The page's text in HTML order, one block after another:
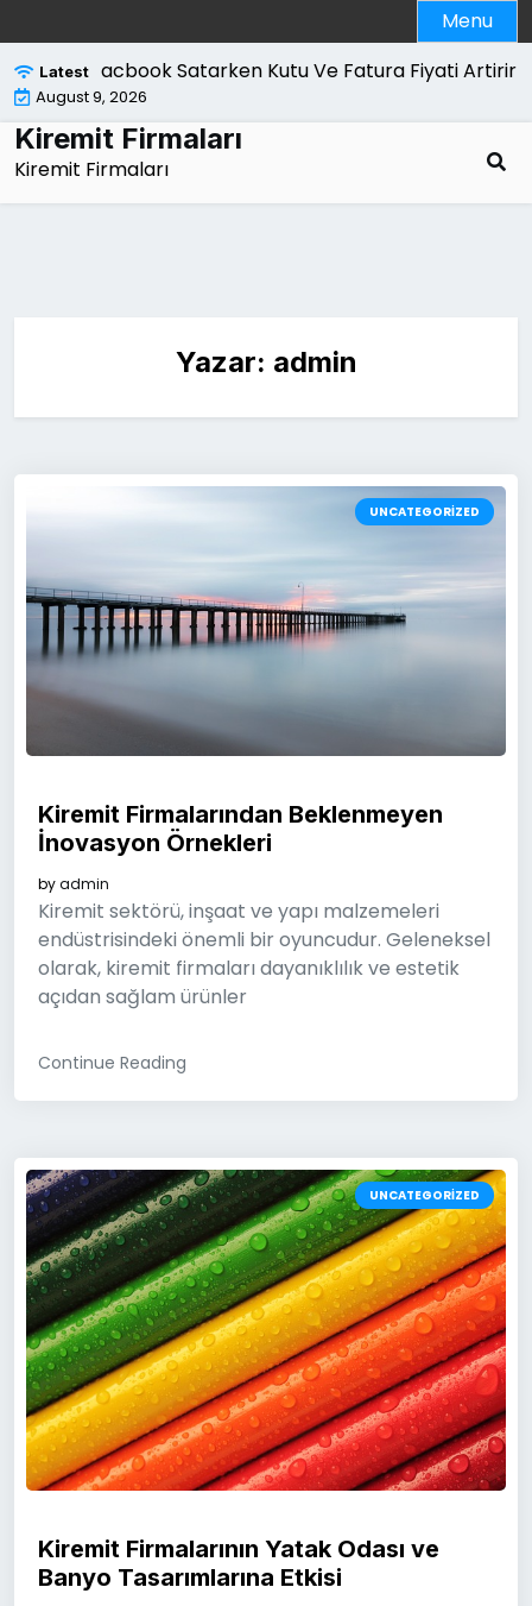
to
content
Menu
Latest
Macbook Satarken Kutu Ve Fatura Fiyati Artirir Mi |
August 9, 2026
Kiremit Firmaları
Kiremit Firmaları
Yazar: admin
UNCATEGORIZED
Kiremit Firmalarından Beklenmeyen
İnovasyon Örnekleri
byadmin
Kiremit sektörü, inşaat ve yapı malzemeleri
endüstrisindeki önemli bir oyuncudur. Geleneksel
olarak, kiremit firmaları dayanıklılık ve estetik
açıdan sağlam ürünler
Continue Reading
UNCATEGORIZED
Kiremit Firmalarının Yatak Odası ve
Banyo Tasarımlarına Etkisi